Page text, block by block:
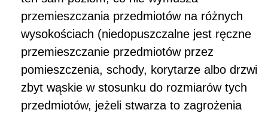
przemieszczania przedmiotów na różnych
wysokościach (niedopuszczalne jest ręczne
przemieszczanie przedmiotów przez
pomieszczenia, schody, korytarze albo drzwi
zbyt wąskie w stosunku do rozmiarów tych
przedmiotów, jeżeli stwarza to zagrożenia